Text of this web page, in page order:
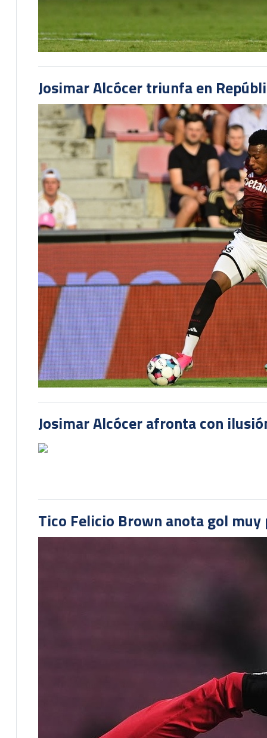
Josimar Alcócer triunfa en
Josimar Alcócer afronta con
Tico Felicio Brown anota gol muy